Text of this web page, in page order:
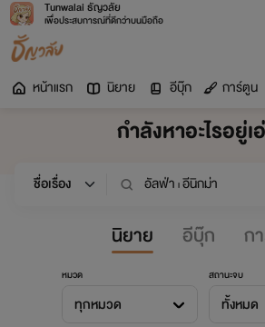
Tunwalai ธัญวลัย
เพื่อประสบการณ์ที่ดีกว่าบนมือถือ
หน้าแรก นิยาย อีบุ๊ก การ์ตูน
กำลังหาอะไรอยู่เ
นิยาย อีบุ๊ก ก
หมวด
ทุกหมวด
สถานะจบ
ทั้งหมด